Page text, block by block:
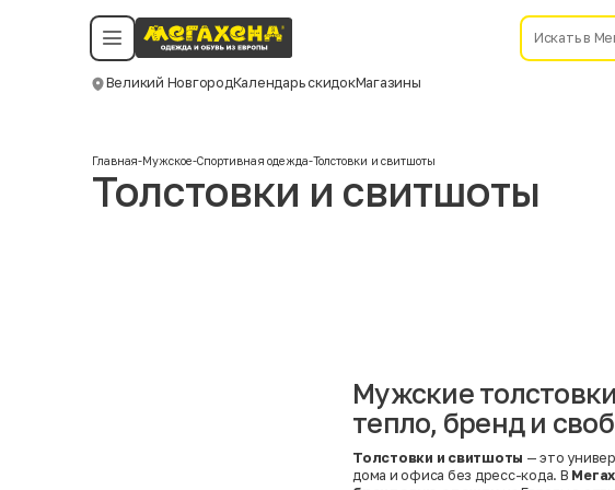
Великий НовгородКалендарь скидокМагазины
Политика конфиденциальности
©️ Мегахенд 2026. Все права защищены.
Смотреть все даты
Главная-Мужское-Спортивная одежда-Толстовки и свитшоты
Толстовки и свитшоты
Мужские
тепло, бренд и
Толстовки и свитшоты — это
дома и офиса без дресс-кода. В
Москва